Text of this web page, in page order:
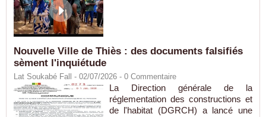
Nouvelle Ville de Thiès : des documents falsifiés
sèment l'inquiétude
Lat Soukabé Fall - 02/07/2026 - 0 Commentaire
La Direction générale de la
réglementation des constructions et
de l'habitat (DGRCH) a lancé une